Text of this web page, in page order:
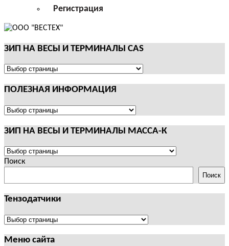
Регистрация
ЗИП НА ВЕСЫ И ТЕРМИНАЛЫ CAS
ЗИП
ВЕСЫ
ТЕРМИНАЛЫ
ПОЛЕЗНАЯ ИНФОРМАЦИЯ
ПОЛЕЗНАЯ
ЗИП НА ВЕСЫ И ТЕРМИНАЛЫ МАССА-К
ЗИП
НА
И
ТЕРМИНАЛЫ
МАССА-
Поиск
Поиск
Тензодатчики
Тензодатчики
Меню сайта